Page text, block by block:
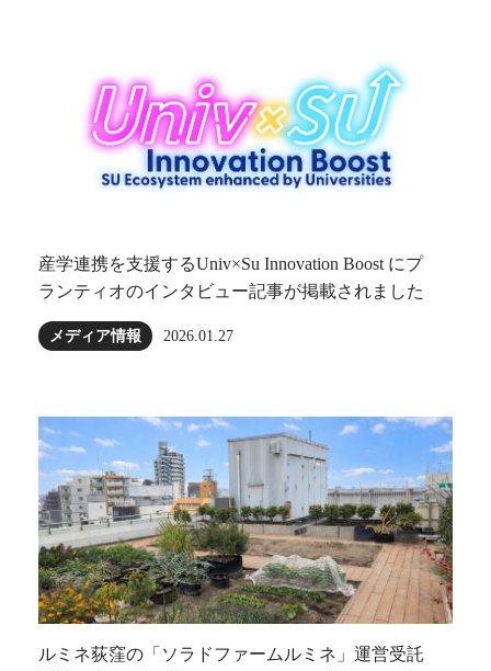
産学連携を支援するUniv×Su Innovation Boost にプ
ランティオのインタビュー記事が掲載されました
メディア情報 2026.01.27
ルミネ荻窪の「ソラドファームルミネ」運営受託